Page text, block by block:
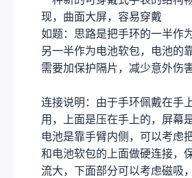
现，曲面大屏，容易穿戴
如题：思路是把手环的一半作
另一半作为电池软包，电池的
需要加保护隔片，减少意外伤
连接说明：由于手环佩戴在手
用，上面是压在手上的，屏幕
电池是靠手臂内侧，可以考虑
和电池软包的上面做硬连接，
流大，下面部分可以考虑磁吸